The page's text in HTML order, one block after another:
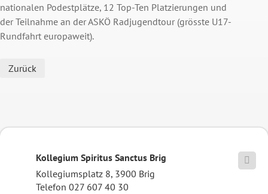
nationalen Podestplätze, 12 Top-Ten Platzierungen und
der Teilnahme an der ASKÖ Radjugendtour (grösste U17-
Rundfahrt europaweit).
Zurück
Kollegium Spiritus Sanctus Brig
Kollegiumsplatz 8, 3900 Brig
Telefon 027 607 40 30
